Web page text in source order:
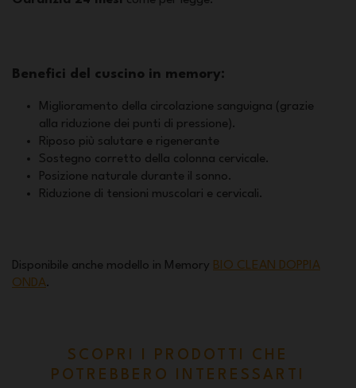
Benefici del cuscino in memory:
Miglioramento della circolazione sanguigna (grazie
alla riduzione dei punti di pressione).
Riposo più salutare e rigenerante
Sostegno corretto della colonna cervicale.
Posizione naturale durante il sonno.
Riduzione di tensioni muscolari e cervicali.
Disponibile anche modello in Memory BIO CLEAN DOPPIA
ONDA.
SCOPRI I PRODOTTI CHE
POTREBBERO INTERESSARTI